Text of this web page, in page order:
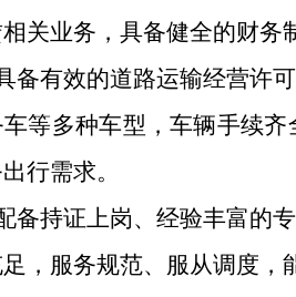
关业务，具备健全的财
备有效的道路运输经营许
等多种车型，车辆手续
行需求。
备持证上岗、经验丰富的
，服务规范、服从调度